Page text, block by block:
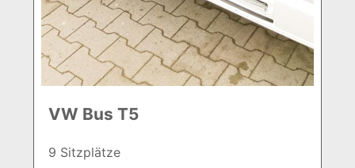
VW Bus T5
9 Sitzplätze